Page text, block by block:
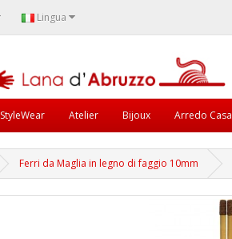
Lingua
StyleWear Atelier Bijoux Arredo Casa
Ferri da Maglia in legno di faggio 10mm